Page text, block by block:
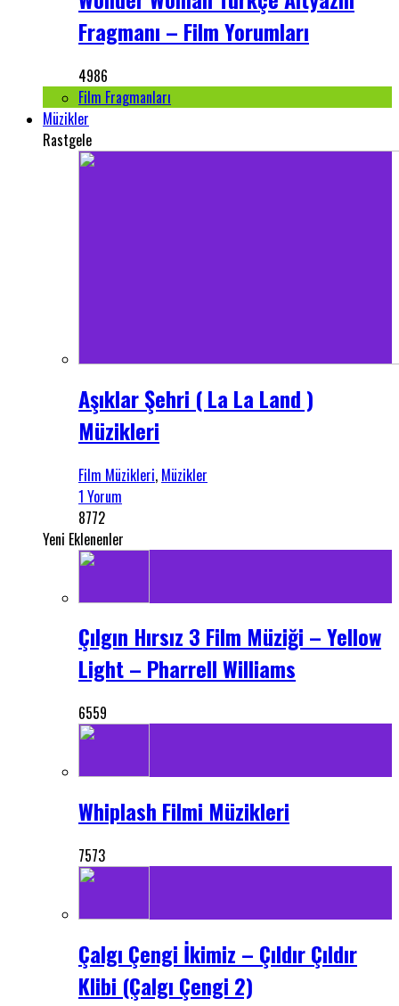
Fragmanı – Film Yorumları
4986
Film Fragmanları
Müzikler
Rastgele
Aşıklar Şehri ( La La Land )
Müzikleri
Film Müzikleri, Müzikler
1 Yorum
8772
Yeni Eklenenler
Çılgın Hırsız 3 Film Müziği – Yellow
Light – Pharrell Williams
6559
Whiplash Filmi Müzikleri
7573
Çalgı Çengi İkimiz – Çıldır Çıldır
Klibi (Çalgı Çengi 2)